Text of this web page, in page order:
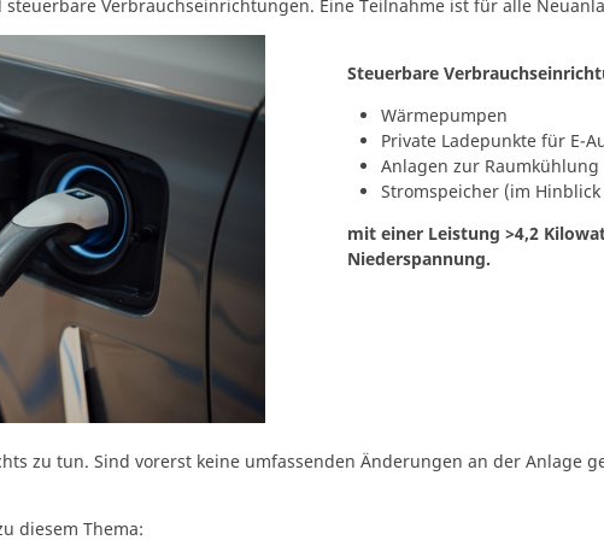
Verbrauchseinrichtungen. Eine Teilnahme ist für alle
Steuerbare
Wärmepumpen
Private Ladepunkte für E-
Anlagen zur Raumkühlung
Stromspeicher (im
mit einer Leistung >4,2
Niederspannung.
zu tun. Sind vorerst keine umfassenden Änderungen an der Anlage
diesem Thema: